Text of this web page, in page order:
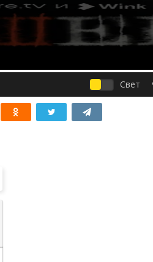
Свет